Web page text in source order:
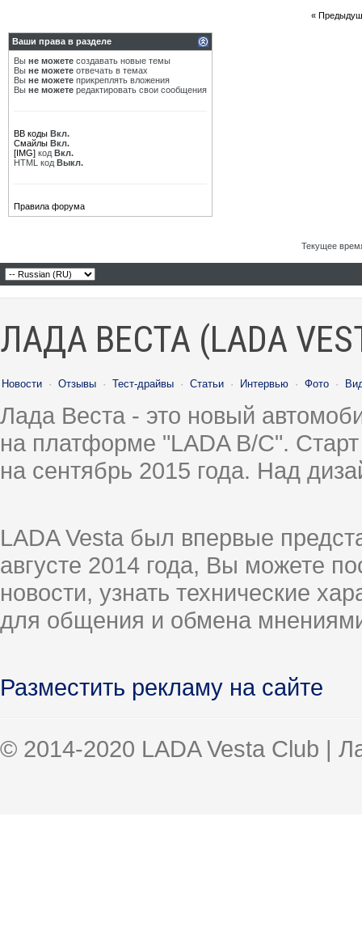
«
Ваши права в разделе
Вы не можете создавать новые темы
Вы не можете отвечать в темах
Вы не можете прикреплять вложения
Вы не можете редактировать свои сообщения
BB коды Вкл.
Смайлы Вкл.
[IMG] код Вкл.
HTML код Выкл.
Правила форума
Текущее
ЛАДА ВЕСТА (LADA
Новости · Отзывы · Тест-драйвы · Статьи · Интервью · Фото ·
Лада Веста - это новый
на платформе "LADA B/C".
на сентябрь 2015 года. Над
LADA Vesta был впервые
августе 2014 года, Вы можете
новости, узнать технические
для общения и обмена
Разместить рекламу на сайте
© 2014-2020 LADA Vesta Club |